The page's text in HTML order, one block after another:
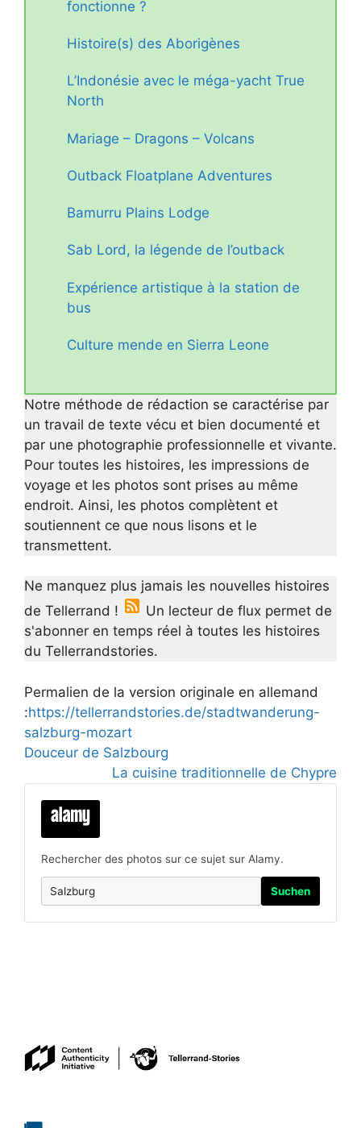
fonctionne ?
Histoire(s) des Aborigènes
L’Indonésie avec le méga-yacht True
North
Mariage – Dragons – Volcans
Outback Floatplane Adventures
Bamurru Plains Lodge
Sab Lord, la légende de l’outback
Expérience artistique à la station de
bus
Culture mende en Sierra Leone
Notre méthode de rédaction se caractérise par
un travail de texte vécu et bien documenté et
par une photographie professionnelle et vivante.
Pour toutes les histoires, les impressions de
voyage et les photos sont prises au même
endroit. Ainsi, les photos complètent et
soutiennent ce que nous lisons et le
transmettent.
Ne manquez plus jamais les nouvelles histoires
de Tellerrand !
Un lecteur de flux permet de
s'abonner en temps réel à toutes les histoires
du Tellerrandstories.
Permalien de la version originale en allemand
:https://tellerrandstories.de/stadtwanderung-
salzburg-mozart
Douceur de Salzbourg
La cuisine traditionnelle de Chypre
Rechercher des photos sur ce sujet sur Alamy.
Suchen